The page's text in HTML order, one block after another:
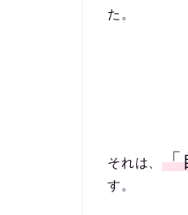
た。
それは、「
す。